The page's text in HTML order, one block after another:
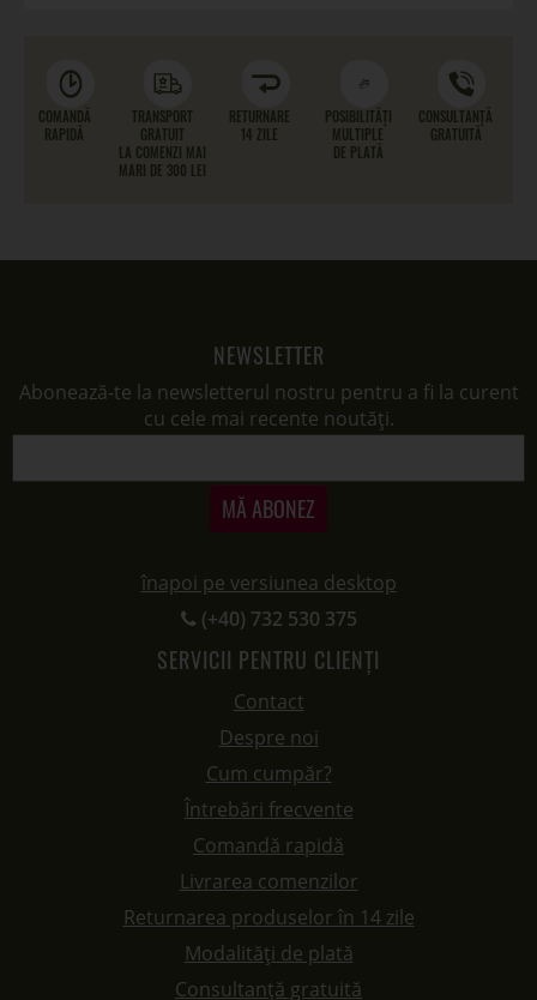
COMANDĂ
RAPIDĂ
TRANSPORT
GRATUIT
LA COMENZI MAI
MARI DE 300 LEI
RETURNARE
14 ZILE
POSIBILITĂȚI
MULTIPLE
DE PLATĂ
CONSULTANȚĂ
GRATUITĂ
NEWSLETTER
Abonează-te la newsletterul nostru pentru a fi la curent
cu cele mai recente noutăți.
MĂ ABONEZ
înapoi pe versiunea desktop
(+40) 732 530 375
SERVICII PENTRU CLIENȚI
Contact
Despre noi
Cum cumpăr?
Întrebări frecvente
Comandă rapidă
Livrarea comenzilor
Returnarea produselor în 14 zile
Modalități de plată
Consultanță gratuită